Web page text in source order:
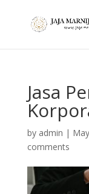
Jasa
by admin |
comments